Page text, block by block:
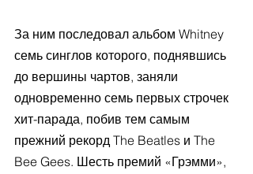
За ним последовал альбом Whitney
семь синглов которого, поднявшись
до вершины чартов, заняли
одновременно семь первых строчек
хит-парада, побив тем самым
прежний рекорд The Beatles и The
Bee Gees. Шесть премий «Грэмми»,